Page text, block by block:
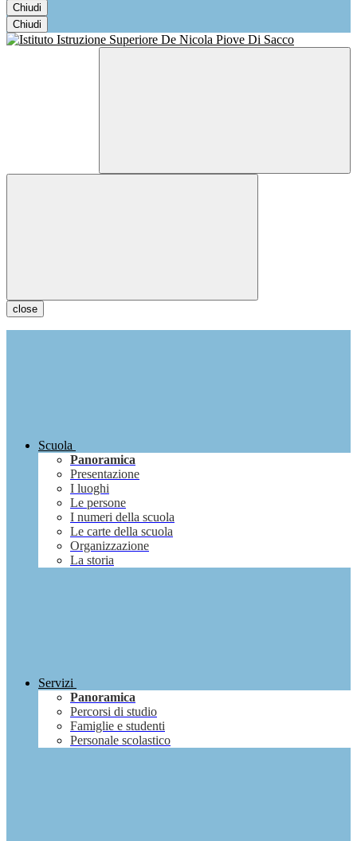
Chiudi
Chiudi
close
Scuola
Panoramica
Presentazione
I luoghi
Le persone
I numeri della scuola
Le carte della scuola
Organizzazione
La storia
Servizi
Panoramica
Percorsi di studio
Famiglie e studenti
Personale scolastico